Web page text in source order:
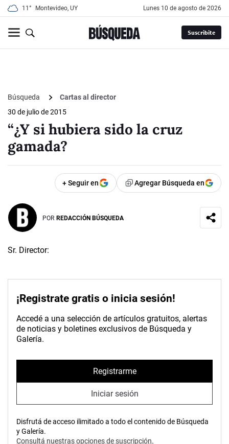
11° Montevideo, UY lunes 10 de agosto de 2026
Suscribite
Búsqueda
Cartas al director
30 de julio de 2015
“¿Y si hubiera sido la cruz
gamada?
+ Seguir en Agregar Búsqueda en
POR REDACCIÓN BÚSQUEDA
Sr. Director:
¡Registrate gratis o inicia sesión!
Accedé a una selección de artículos gratuitos, alertas
de noticias y boletines exclusivos de Búsqueda y
Galería.
Registrarme
Iniciar sesión
Disfrutá de acceso ilimitado a todo el contenido de Búsqueda
y Galería.
Consultá nuestras opciones de suscripción.